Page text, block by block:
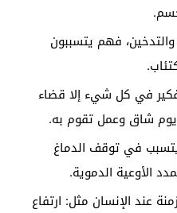
والتدخين، فهم يتسببون
في كل شيء إلا قضاء
شاق وعمل تقوم به.
يتسبب في توقف الدماغ
الأوعية الدموية.
عند الإنسان مثل: ارتفاع